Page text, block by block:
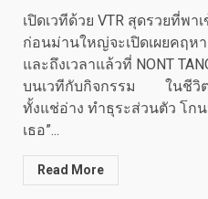
เปิดเวทีด้วย VTR สุดรวยที่พา
ก่อนม่านใหญ่จะเปิดเผยคฤห
และถึงเวลาแล้วที่ NONT
บนเวทีกับกิจกรรม ในชีวิต
ทั้งแช่อ่าง ทำธุระส่วนตัว โก
เธอ”...
Read More